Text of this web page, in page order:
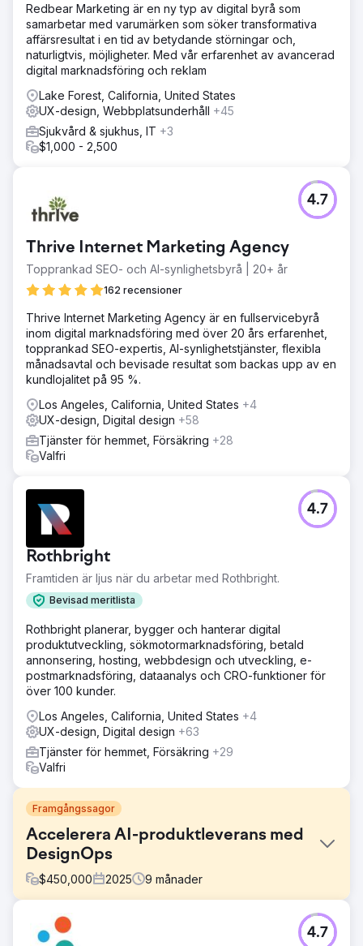
Redbear Marketing är en ny typ av digital byrå som
samarbetar med varumärken som söker transformativa
affärsresultat i en tid av betydande störningar och,
naturligtvis, möjligheter. Med vår erfarenhet av avancerad
digital marknadsföring och reklam
Lake Forest, California, United States
UX-design, Webbplatsunderhåll +45
Sjukvård & sjukhus, IT +3
$1,000 - 2,500
Thrive Internet Marketing Agency
Topprankad SEO- och AI-synlighetsbyrå | 20+ år
162 recensioner
4.7
Thrive Internet Marketing Agency är en fullservicebyrå
inom digital marknadsföring med över 20 års erfarenhet,
topprankad SEO-expertis, AI-synlighetstjänster, flexibla
månadsavtal och bevisade resultat som backas upp av en
kundlojalitet på 95 %.
Los Angeles, California, United States +4
UX-design, Digital design +58
Tjänster för hemmet, Försäkring +28
Valfri
Rothbright
Framtiden är ljus när du arbetar med Rothbright.
Bevisad meritlista
4.7
Rothbright planerar, bygger och hanterar digital
produktutveckling, sökmotormarknadsföring, betald
annonsering, hosting, webbdesign och utveckling, e-
postmarknadsföring, dataanalys och CRO-funktioner för
över 100 kunder.
Los Angeles, California, United States +4
UX-design, Digital design +63
Tjänster för hemmet, Försäkring +29
Valfri
Framgångssagor
Accelerera AI-produktleverans med
DesignOps
$450,000 2025 9 månader
Utmaning
Ett globalt företag inom konversationell AI behövde 4.7